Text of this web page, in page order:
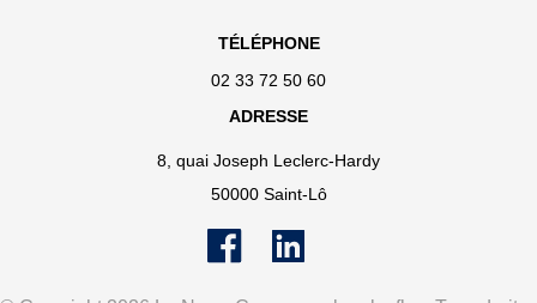
TÉLÉPHONE
02 33 72 50 60
ADRESSE
8, quai Joseph Leclerc-Hardy
50000 Saint-Lô